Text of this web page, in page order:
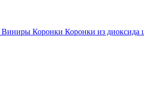
Виниры Коронки Коронки из диоксида